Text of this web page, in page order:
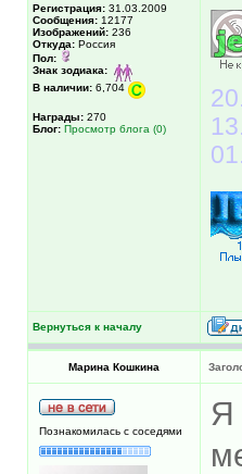
Регистрация: 31.03.2009
Сообщения: 12177
Изображений: 236
Откуда: Россия
Пол:
Знак зодиака:
В наличии: 6,704
Награды: 270
Блог: Просмотр блога (0)
Вернуться к началу
Марина Кошкина
Познакомилась с соседями
Я